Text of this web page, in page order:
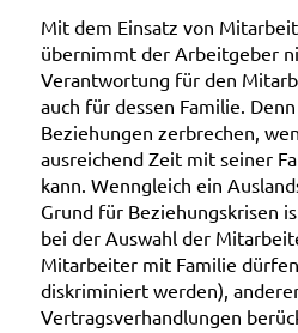
Mit dem Einsatz von
übernimmt der Arbeitgeber
Verantwortung für den
auch für dessen Familie.
Beziehungen zerbrechen,
ausreichend Zeit mit seiner
kann. Wenngleich ein
Grund für Beziehungskrisen
bei der Auswahl der
Mitarbeiter mit Familie
diskriminiert werden),
Vertragsverhandlungen